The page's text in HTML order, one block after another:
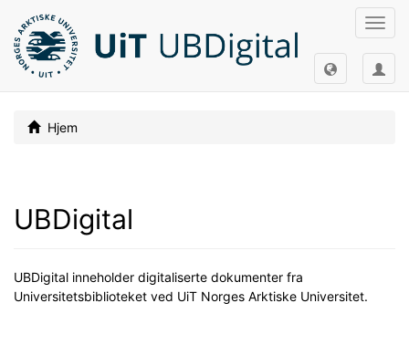
Slå
Hjem
UBDigital
UBDigital inneholder digitaliserte dokumenter fra
Universitetsbiblioteket ved UiT Norges Arktiske Universitet.